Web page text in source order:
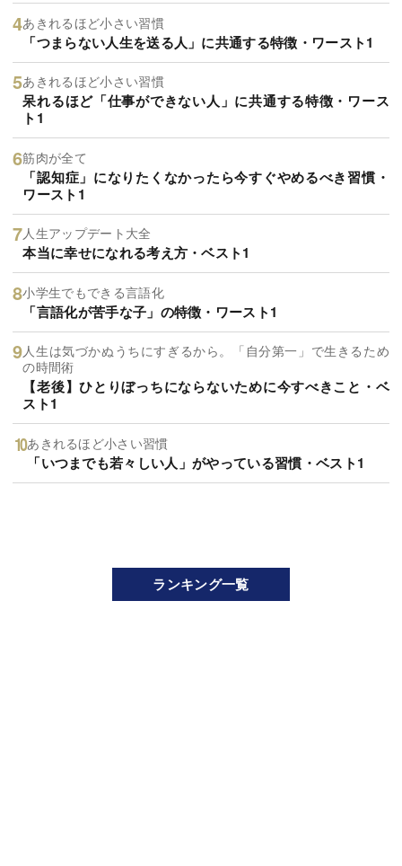
あきれるほど小さい習慣
「つまらない人生を送る人」に共通する特徴・ワースト1
あきれるほど小さい習慣
呆れるほど「仕事ができない人」に共通する特徴・ワース
ト1
筋肉が全て
「認知症」になりたくなかったら今すぐやめるべき習慣・
ワースト1
人生アップデート大全
本当に幸せになれる考え方・ベスト1
小学生でもできる言語化
「言語化が苦手な子」の特徴・ワースト1
人生は気づかぬうちにすぎるから。「自分第一」で生きるため
の時間術
【老後】ひとりぼっちにならないために今すべきこと・ベ
スト1
あきれるほど小さい習慣
「いつまでも若々しい人」がやっている習慣・ベスト1
ランキング一覧